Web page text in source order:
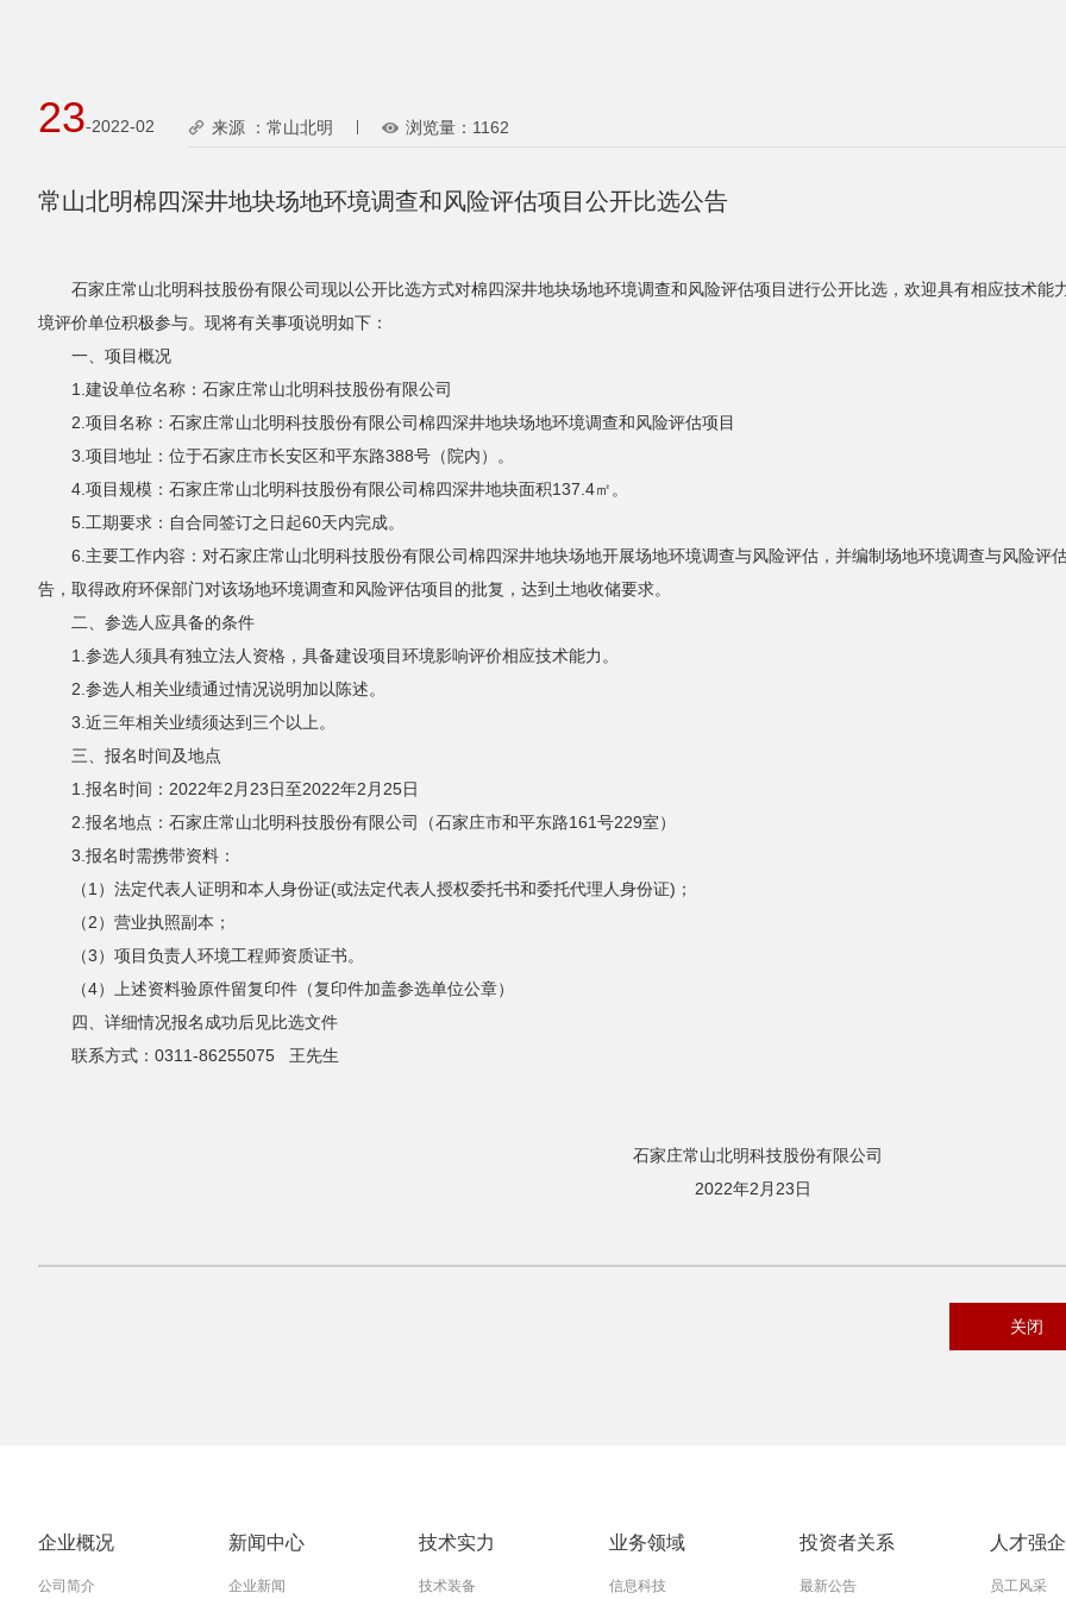
23-2022-02 来源 ：常山北明 浏览量： 1162
常山北明棉四深井地块场地环境调查和风险评估项目公开比选公告
石家庄常山北明科技股份有限公司现以公开比选方式对棉四深井地块场地环境调查和风险评估项目进行公开比选，欢迎具有相应技术能
境评价单位积极参与。现将有关事项说明如下：
一、项目概况
1.建设单位名称：石家庄常山北明科技股份有限公司
2.项目名称：石家庄常山北明科技股份有限公司棉四深井地块场地环境调查和风险评估项目
3.项目地址：位于石家庄市长安区和平东路388号（院内）。
4.项目规模：石家庄常山北明科技股份有限公司棉四深井地块面积137.4㎡。
5.工期要求：自合同签订之日起60天内完成。
6.主要工作内容：对石家庄常山北明科技股份有限公司棉四深井地块场地开展场地环境调查与风险评估，并编制场地环境调查与风险评
告，取得政府环保部门对该场地环境调查和风险评估项目的批复，达到土地收储要求。
二、参选人应具备的条件
1.参选人须具有独立法人资格，具备建设项目环境影响评价相应技术能力。
2.参选人相关业绩通过情况说明加以陈述。
3.近三年相关业绩须达到三个以上。
三、报名时间及地点
1.报名时间：2022年2月23日至2022年2月25日
2.报名地点：石家庄常山北明科技股份有限公司（石家庄市和平东路161号229室）
3.报名时需携带资料：
（1）法定代表人证明和本人身份证(或法定代表人授权委托书和委托代理人身份证)；
（2）营业执照副本；
（3）项目负责人环境工程师资质证书。
（4）上述资料验原件留复印件（复印件加盖参选单位公章）
四、详细情况报名成功后见比选文件
联系方式：0311-86255075 王先生
石家庄常山北明科技股份有限公司
2022年2月23日
关闭
企业概况
公司简介
新闻中心
企业新闻
技术实力
技术装备
业务领域
信息科技
投资者关系
最新公告
人才强企
员工风采